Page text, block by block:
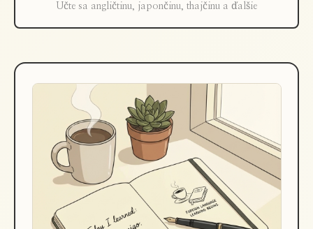
Učte sa angličtinu, japončinu, thajčinu a ďalšie